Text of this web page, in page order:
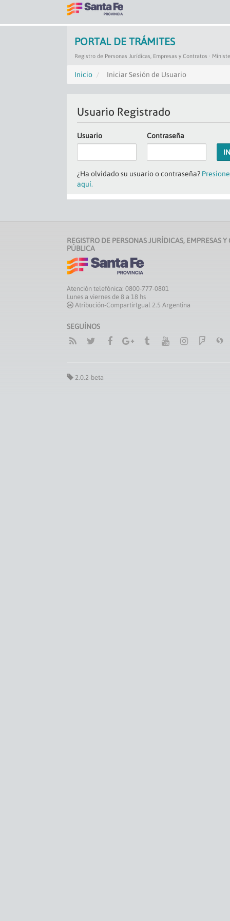
PORTAL DE TRÁMITES
Registro de Personas Jurídicas, Empresas y Contratos ·
Inicio Iniciar Sesión de Usuario
Usuario Registrado
Usuario
Contraseña
¿Ha olvidado su usuario o contraseña? Presione
aquí.
REGISTRO DE PERSONAS JURÍDICAS, EMPRESAS
PÚBLICA
Atención telefónica: 0800-777-0801
Lunes a viernes de 8 a 18 hs
Atribución-CompartirIgual 2.5 Argentina
SEGUÍNOS
2.0.2-beta